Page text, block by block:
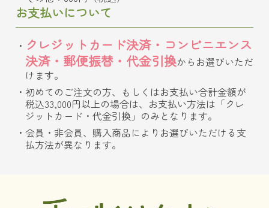
お支払いについて
クレジットカード決済・コンビニエンス
決済・郵便振替・代金引換からお選びいただ
けます。
初めてのご注文の方、もしくはお支払い合計金額が
税込33,000円以上の場合は、お支払い方法は「クレ
ジットカード・代金引換」のみとなります。
会員・非会員、購入商品によりお選びいただける支
払方法が異なります。